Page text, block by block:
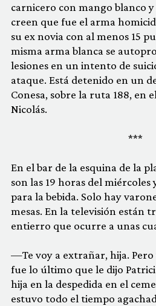
carnicero con mango blanco
creen que fue el arma
su ex novia con al menos 15
misma arma blanca se
lesiones en un intento de
ataque. Está detenido en un
Conesa, sobre la ruta 188, en
Nicolás.
***
En el bar de la esquina de la
son las 19 horas del
para la bebida. Solo hay
mesas. En la televisión están
entierro que ocurre a unas
—Te voy a extrañar, hija.
fue lo último que le dijo
hija en la despedida en el
estuvo todo el tiempo